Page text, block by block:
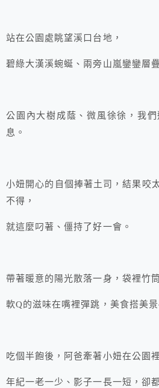
站在公園處眺望溪口台地，
碧綠大漢溪蜿蜒、兩旁山嵐鑾鑾層
公園內大樹成蔭、微風徐徐，我
息。
小妞開心的自個捧著土司，結果咬
不得，
就這麼叼著、僵持了好一會。
帶著暖意的陽光散落一身，袋裡竹
軟Q的滋味在嘴裡彈跳，美食搭美
吃個半飽後，阿爸牽著小妞在公園
年紀一老一少、影子一長一短，卻